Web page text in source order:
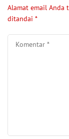
Alamat email Anda
ditandai *